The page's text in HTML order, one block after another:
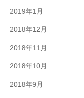
2019年1月
2018年12月
2018年11月
2018年10月
2018年9月